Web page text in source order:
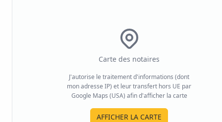
Carte des notaires
J'autorise le traitement d'informations (dont
mon adresse IP) et leur transfert hors UE par
Google Maps (USA) afin d'afficher la carte
AFFICHER LA CARTE